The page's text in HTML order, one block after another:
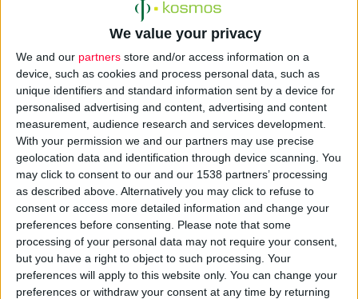
We value your privacy
We and our partners store and/or access information on a
device, such as cookies and process personal data, such as
unique identifiers and standard information sent by a device for
personalised advertising and content, advertising and content
measurement, audience research and services development.
With your permission we and our partners may use precise
geolocation data and identification through device scanning. You
may click to consent to our and our 1538 partners’ processing
as described above. Alternatively you may click to refuse to
consent or access more detailed information and change your
preferences before consenting.
Please note that some
processing of your personal data may not require your consent,
but you have a right to object to such processing. Your
preferences will apply to this website only. You can change your
preferences or withdraw your consent at any time by returning
24/2/2025 4:57:46 μμ
H RAFARM πιστοποιήθηκε ως Great Place to Work®
Το εργασιακό της περιβάλλον προάγει την εμπιστοσύνη, την
ακεραιότητα, την αίσθηση κοινότητας